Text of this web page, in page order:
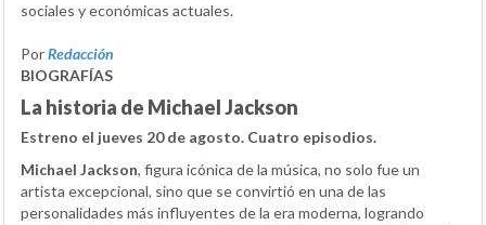
sociales y económicas actuales.
PorRedacción
BIOGRAFÍAS
La historia de Michael Jackson
Estreno el jueves 20 de agosto. Cuatro episodios.
Michael Jackson, figura icónica de la música, no solo fue un
artista excepcional, sino que se convirtió en una de las
personalidades más influyentes de la era moderna, logrando